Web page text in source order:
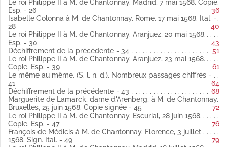
Copie.
Fol. 28 Isabelle Colonna à M. de Chantonnay. Rome, 17 mai 1568
italien
Fol. 30 Le roi Philippe II à M. de Chantonnay. Aranjuez, 20 mai
1568 espagnol
Copie, presque entièrement chiffrée.
Fol. 34 Déchiffrement de la précédente latin
Fol. 39 Le roi Philippe II à M. de Chantonnay. Aranjuez, 23 mai
1568 espagnol
Copie.
Fol. 41 Le même au même. (S. l. n. d.). Nombreux passages
chiffrés latin
Fol. 43 Déchiffrement de la précédente latin
Fol. 45 Marguerite de Lamarck, dame d'Arenberg, à M. de
Chantonnay. Bruxelles, 25 juin 1568 latin
Copie signée.
Fol. 47 Le roi Philippe II à M. de Chantonnay. Escurial, 28 juin
1568 espagnol
Le roi Philippe II à M. de Chantonnay. Madrid, 7 mai 1568. Copie.
Esp. - 26
36
Isabelle Colonna à M. de Chantonnay. Rome, 17 mai 1568. Ital. -
28
40
Le roi Philippe II à M. de Chantonnay. Aranjuez, 20 mai 1568.
Esp. - 30
43
Déchiffrement de la précédente - 34
51
Le roi Philippe II à M. de Chantonnay. Aranjuez, 23 mai 1568.
Copie. Esp. - 39
61
Le même au même. (S. l. n. d.). Nombreux passages chiffrés -
41
64
Déchiffrement de la précédente - 43
68
Marguerite de Lamarck, dame d'Arenberg, à M. de Chantonnay.
Bruxelles, 25 juin 1568. Copie signée - 45
72
Le roi Philippe II à M. de Chantonnay. Escurial, 28 juin 1568.
Copie. Esp. - 47
76
François de Médicis à M. de Chantonnay. Florence, 3 juillet
1568. Sign. Ital. - 49
79